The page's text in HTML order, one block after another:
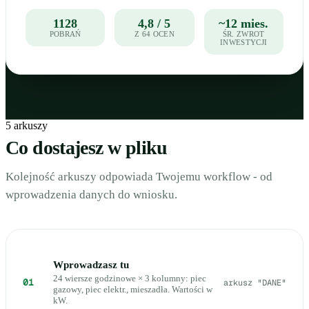
1128
POBRAŃ
4,8 / 5
Z 64 OCEN
~12 mies.
ŚR. ZWROT
INWESTYCJI
5 arkuszy
Co dostajesz w pliku
Kolejność arkuszy odpowiada Twojemu workflow - od
wprowadzenia danych do wniosku.
01
Wprowadzasz tu
24 wiersze godzinowe × 3 kolumny: piec
gazowy, piec elektr., mieszadła. Wartości w
kW.
arkusz "DANE"